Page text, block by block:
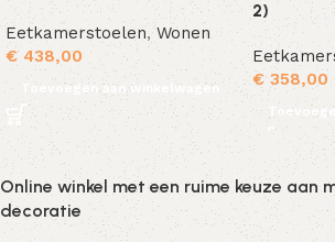
Eetkamerstoelen,Wonen
€438,00
Toevoegen aan winkelwagen
2)
€358,00
Online winkel met een ruime keuze aan
decoratie